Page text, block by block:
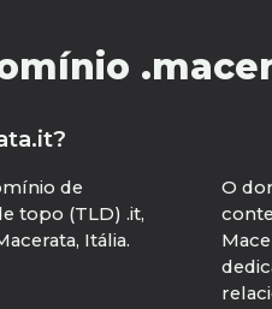
de
topo (TLD) .it,
Itália.
O